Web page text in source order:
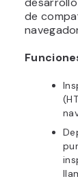
de